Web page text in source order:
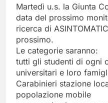
Test IT-
2 Anni
Martedì u.s. la Giunta
data del prossimo
ricerca di
prossimo.
Le categorie saranno:
tutti gli studenti di ogni
universitari e loro
Carabinieri stazione
popolazione mobile